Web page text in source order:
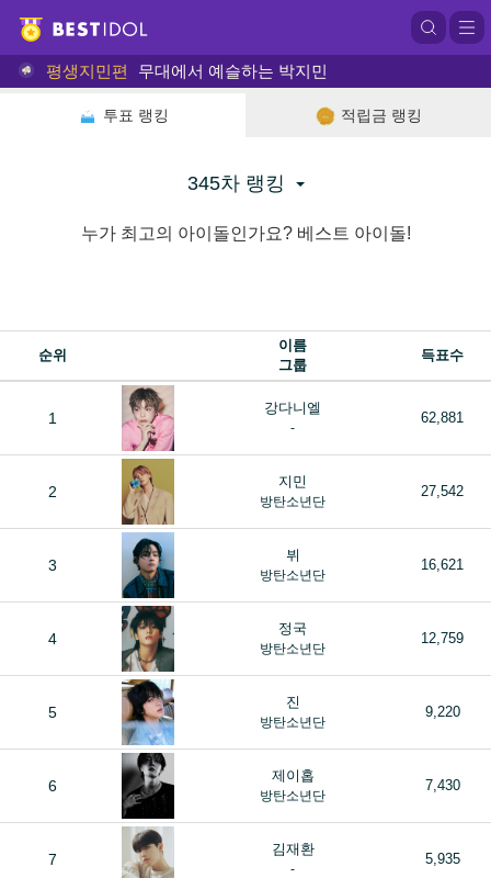
평생지민편 무대에서 예슬하는 박지민
투표 랭킹 적립금 랭킹
345차 랭킹
누가 최고의 아이돌인가요? 베스트 아이돌!
순위
이름
그룹
득표수
1
강다니엘
-
62,881
2
지민
방탄소년단
27,542
3
뷔
방탄소년단
16,621
4
정국
방탄소년단
12,759
5
진
방탄소년단
9,220
6
제이홉
방탄소년단
7,430
7
김재환
-
5,935